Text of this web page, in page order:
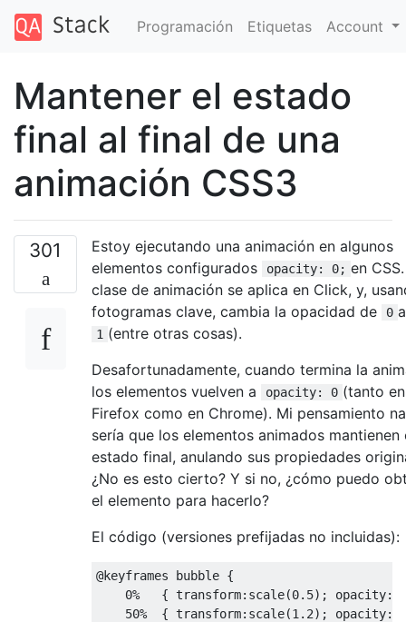
Programación Etiquetas Account
Mantener el estado
final al final de una
animación CSS3
301
Estoy ejecutando una animación en algunos
elementos configurados
opacity: 0; en
clase de animación se aplica en Click, y,
fotogramas clave, cambia la opacidad de
0 a
1 (entre otras cosas).
Desafortunadamente, cuando termina la
los elementos vuelven a
opacity: 0 (tanto en
Firefox como en Chrome). Mi pensamiento
sería que los elementos animados mantienen
estado final, anulando sus propiedades
¿No es esto cierto? Y si no, ¿cómo puedo
el elemento para hacerlo?
El código (versiones prefijadas no incluidas):
@keyframes bubble {
0% { transform: scale(0.5); opacity:
50% { transform: scale(1.2); opacity: